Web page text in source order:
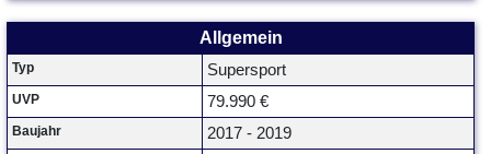
Allgemein
Typ Supersport
UVP 79.990 €
Baujahr 2017 - 2019